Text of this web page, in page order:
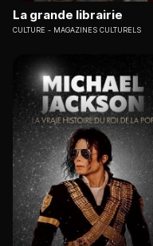
La grande librairie
CULTURE MAGAZINES CULTURELS